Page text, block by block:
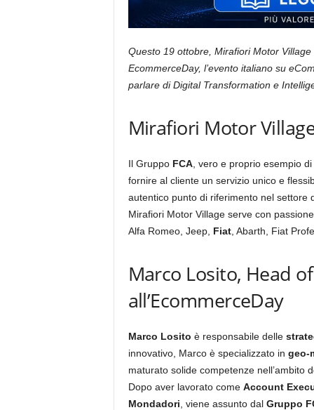
Questo 19 ottobre, Mirafiori Motor
EcommerceDay, l’evento italiano su
parlare di Digital Transformation e
Mirafiori Motor
Il Gruppo FCA, vero e proprio esempio di
fornire al cliente un servizio unico e
autentico punto di riferimento nel settore
Mirafiori Motor Village serve con
Alfa Romeo, Jeep, Fiat, Abarth, Fiat
Marco Losito, Head
all’EcommerceDay
Marco Losito è responsabile delle
innovativo, Marco è specializzato in geo-
maturato solide competenze nell’ambito
Dopo aver lavorato come Account
Mondadori , viene assunto dal Gruppo